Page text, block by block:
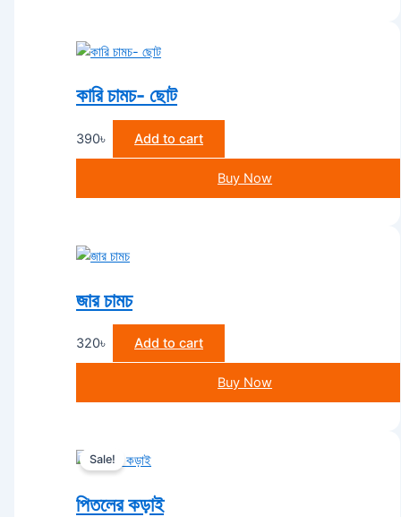
কারি চামচ- ছোট
390৳ Add to cart
Buy Now
জার চামচ
320৳ Add to cart
Buy Now
Sale!
পিতলের কড়াই